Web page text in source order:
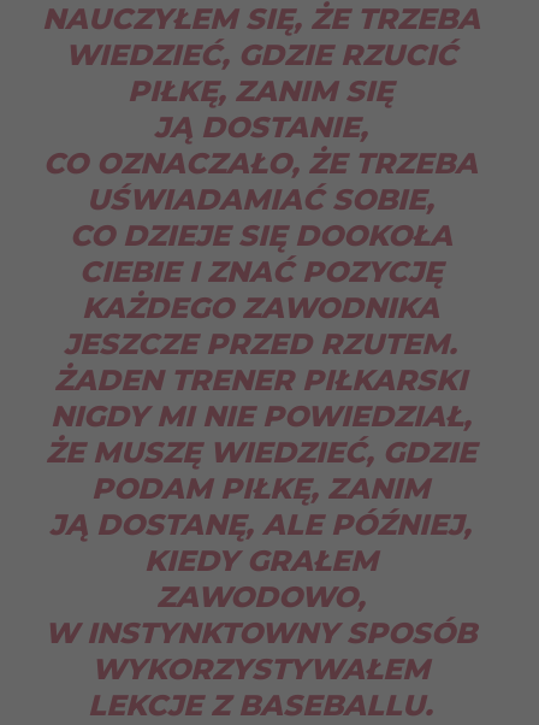
NAUCZYŁEM SIĘ, ŻE TRZEBA
WIEDZIEĆ, GDZIE RZUCIĆ
PIŁKĘ, ZANIM SIĘ
JĄ DOSTANIE,
CO OZNACZAŁO, ŻE TRZEBA
UŚWIADAMIAĆ SOBIE,
CO DZIEJE SIĘ DOOKOŁA
CIEBIE I ZNAĆ POZYCJĘ
KAŻDEGO ZAWODNIKA
JESZCZE PRZED RZUTEM.
ŻADEN TRENER PIŁKARSKI
NIGDY MI NIE POWIEDZIAŁ,
ŻE MUSZĘ WIEDZIEĆ, GDZIE
PODAM PIŁKĘ, ZANIM
JĄ DOSTANĘ, ALE PÓŹNIEJ,
KIEDY GRAŁEM
ZAWODOWO,
W INSTYNKTOWNY SPOSÓB
WYKORZYSTYWAŁEM
LEKCJE Z BASEBALLU.